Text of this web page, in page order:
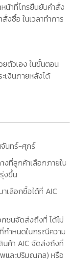
หน้าที่โทรยืนยันคำสั่ง
งซื้อ ในเวลาทำการ
ตัวเอง ในขั้นตอน
เงินภายหลังได้
นทร์-ศุกร์
ที่ลูกค้าเลือกภายใน
งขึ้น
เลือกซื้อได้ที่ AIC
ชนจัดส่งถึงที่ ได้ไม่
กำหนดในกรณีความ
นค้า AIC จัดส่งถึงที่
พและปริมณฑล) หรือ